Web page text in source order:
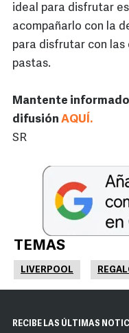
ideal para disfrutar
acompañarlo con la
para disfrutar con las
pastas.
Mantente
difusión AQUÍ.
SR
TEMAS
LIVERPOOL
RECIBE LAS ÚLTIMAS